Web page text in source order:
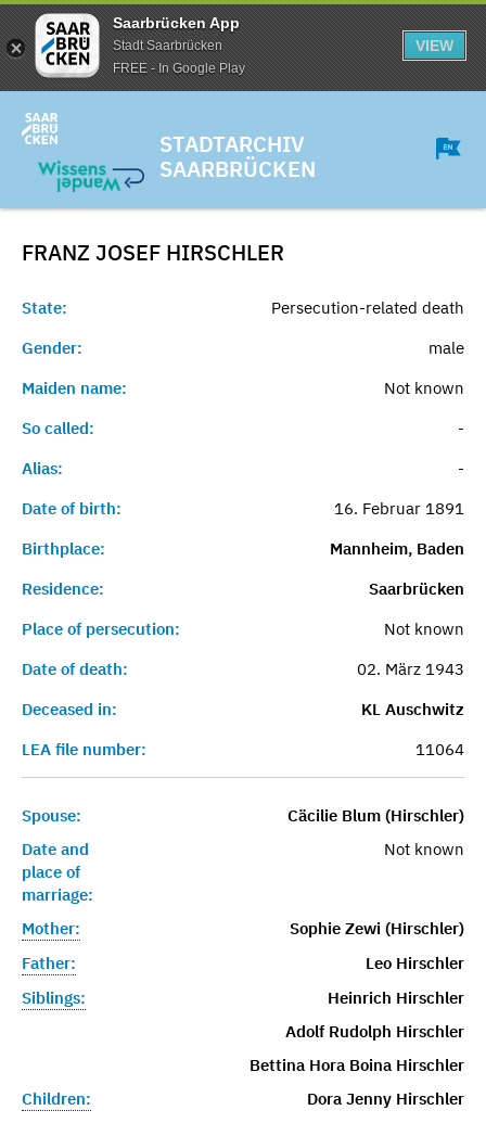
Saarbrücken App
Stadt Saarbrücken
FREE - In Google Play
VIEW
STADTARCHIV
SAARBRÜCKEN
FRANZ JOSEF HIRSCHLER
State:
Persecution-related death
Gender:
male
Maiden name:
Not known
So called:
-
Alias:
-
Date of birth:
16. Februar 1891
Birthplace:
Mannheim, Baden
Residence:
Saarbrücken
Place of persecution:
Not known
Date of death:
02. März 1943
Deceased in:
KL Auschwitz
LEA file number:
11064
Spouse:
Cäcilie Blum (Hirschler)
Date and
place of
marriage:
Not known
Mother:
Sophie Zewi (Hirschler)
Father:
Leo Hirschler
Siblings:
Heinrich Hirschler
Adolf Rudolph Hirschler
Bettina Hora Boina Hirschler
Children:
Dora Jenny Hirschler